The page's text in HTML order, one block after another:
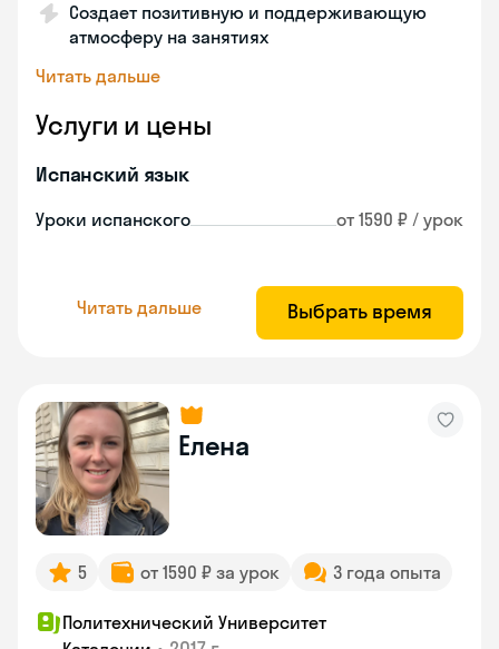
Создает позитивную и поддерживающую
атмосферу на занятиях
Читать дальше
Услуги и цены
Испанский язык
Уроки испанского от 1590 ₽ / урок
Читать дальше Выбрать время
Елена
5 от 1590 ₽ за урок 3 года опыта
Политехнический Университет